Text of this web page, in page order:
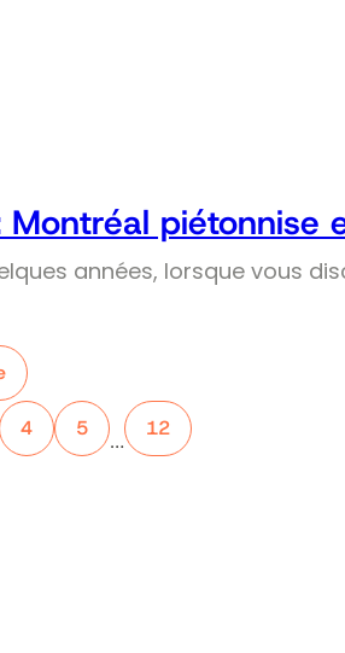
Montréal piétonnise
années, lorsque vous
4 5
…
12